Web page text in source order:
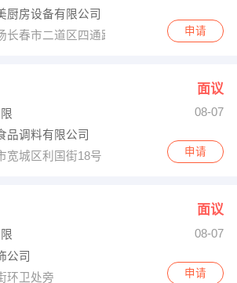
厨房设备有限公司
长春市二道区四通路与洋浦大街
申请
面议
08-07
品调料有限公司
宽城区利国街18号
申请
面议
08-07
公司
环卫处旁
申请